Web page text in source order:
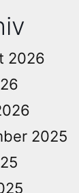
2026
2025